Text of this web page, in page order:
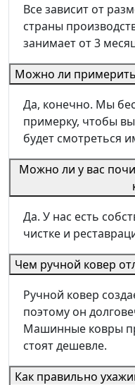
Все зависит от
страны
занимает от 3
Можно ли
Да, конечно. Мы
примерку, чтобы
будет смотреться
Можно ли у вас
Да. У нас есть
чистке и
Чем ручной ковер
Ручной ковер
поэтому он
Машинные ковры
стоят дешевле.
Как правильно